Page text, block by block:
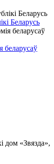
Беларусь
беларусаў
дом «Звязда»,